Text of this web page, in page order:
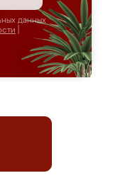
данных